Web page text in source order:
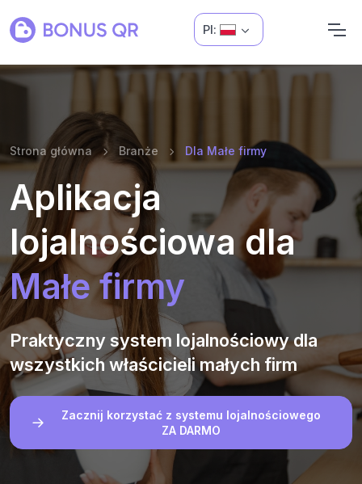
Pl:
Strona główna Branże Dla Małe firmy
Aplikacja
lojalnościowa dla
Małe firmy
Praktyczny system lojalnościowy dla
wszystkich właścicieli małych firm
Zacznij korzystać z systemu lojalnościowego
ZA DARMO